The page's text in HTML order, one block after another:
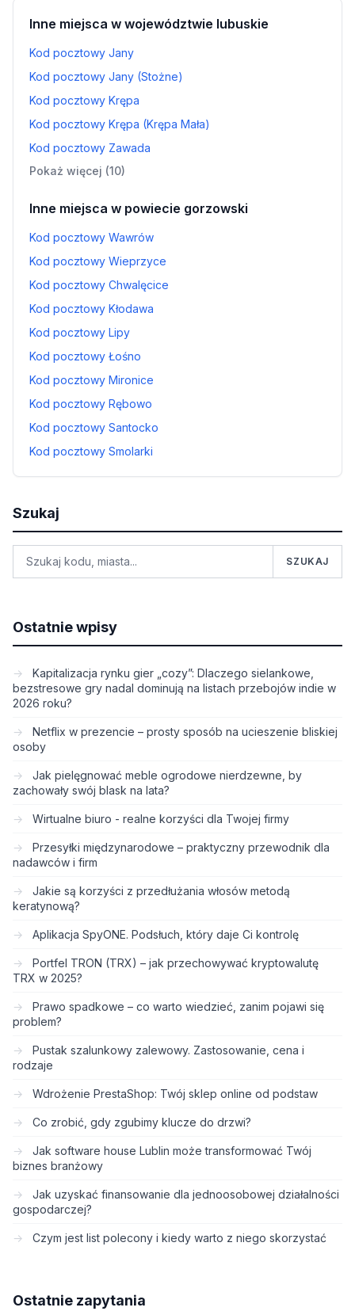
Inne miejsca w województwie lubuskie
Kod pocztowy Jany
Kod pocztowy Jany (Stożne)
Kod pocztowy Krępa
Kod pocztowy Krępa (Krępa Mała)
Kod pocztowy Zawada
Pokaż więcej (10)
Inne miejsca w powiecie gorzowski
Kod pocztowy Wawrów
Kod pocztowy Wieprzyce
Kod pocztowy Chwalęcice
Kod pocztowy Kłodawa
Kod pocztowy Lipy
Kod pocztowy Łośno
Kod pocztowy Mironice
Kod pocztowy Rębowo
Kod pocztowy Santocko
Kod pocztowy Smolarki
Szukaj
SZUKAJ
Ostatnie wpisy
Kapitalizacja rynku gier „cozy”: Dlaczego sielankowe,
bezstresowe gry nadal dominują na listach przebojów indie w
2026 roku?
Netflix w prezencie – prosty sposób na ucieszenie bliskiej
osoby
Jak pielęgnować meble ogrodowe nierdzewne, by
zachowały swój blask na lata?
Wirtualne biuro - realne korzyści dla Twojej firmy
Przesyłki międzynarodowe – praktyczny przewodnik dla
nadawców i firm
Jakie są korzyści z przedłużania włosów metodą
keratynową?
Aplikacja SpyONE. Podsłuch, który daje Ci kontrolę
Portfel TRON (TRX) – jak przechowywać kryptowalutę
TRX w 2025?
Prawo spadkowe – co warto wiedzieć, zanim pojawi się
problem?
Pustak szalunkowy zalewowy. Zastosowanie, cena i
rodzaje
Wdrożenie PrestaShop: Twój sklep online od podstaw
Co zrobić, gdy zgubimy klucze do drzwi?
Jak software house Lublin może transformować Twój
biznes branżowy
Jak uzyskać finansowanie dla jednoosobowej działalności
gospodarczej?
Czym jest list polecony i kiedy warto z niego skorzystać
Ostatnie zapytania